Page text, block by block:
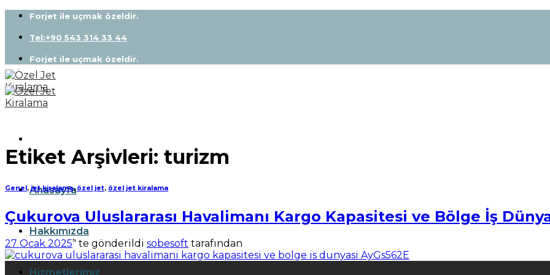
Skip
content
Forjet ile uçmak özeldir.
Tel:+90 543 314 33 44
Forjet ile uçmak özeldir.
Anasayfa
Hakkımızda
Hizmetlerimiz
Etiket Arşivleri: turizm
Genel , jet kiralama,özel jet, özel jet kiralama
Çukurova Uluslararası Havalimanı Kargo Kapasitesi ve Bölge İş
27 Ocak 2025’' te gönderildi sobesoft tarafından